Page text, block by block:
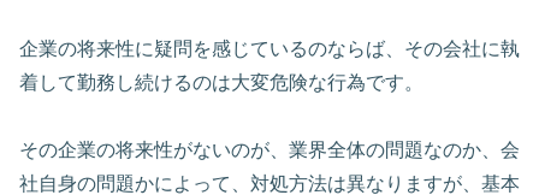
企業の将来性に疑問を感じているのならば、その会社に執
着して勤務し続けるのは大変危険な行為です。
その企業の将来性がないのが、業界全体の問題なのか、会
社自身の問題かによって、対処方法は異なりますが、基本